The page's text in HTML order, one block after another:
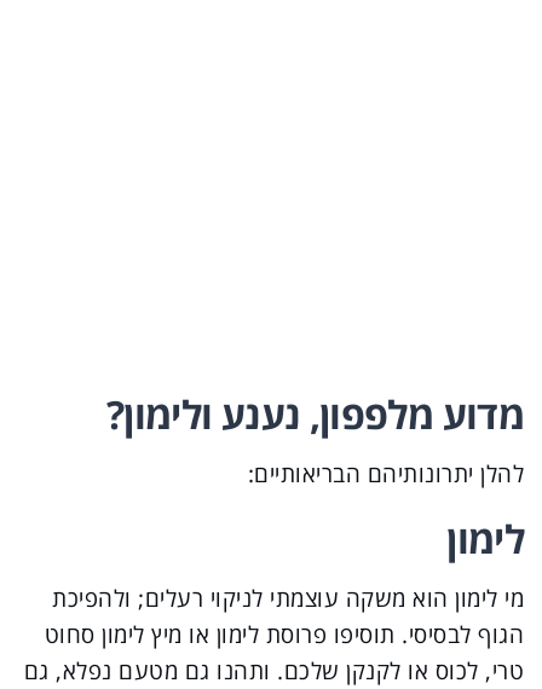
מדוע מלפפון, נענע ולימון?
להלן יתרונותיהם הבריאותיים:
לימון
מי לימון הוא משקה עוצמתי לניקוי רעלים; ולהפיכת
הגוף לבסיסי. תוסיפו פרוסת לימון או מיץ לימון סחוט
טרי, לכוס או לקנקן שלכם. ותהנו גם מטעם נפלא, גם